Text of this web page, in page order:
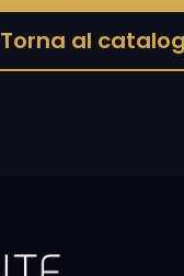
Torna al